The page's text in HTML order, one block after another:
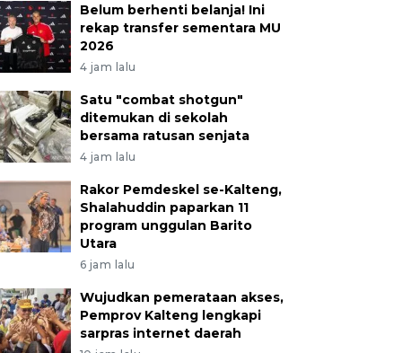
Belum berhenti belanja! Ini
rekap transfer sementara MU
2026
4 jam lalu
Satu "combat shotgun"
ditemukan di sekolah
bersama ratusan senjata
4 jam lalu
Rakor Pemdeskel se-Kalteng,
Shalahuddin paparkan 11
program unggulan Barito
Utara
6 jam lalu
Wujudkan pemerataan akses,
Pemprov Kalteng lengkapi
sarpras internet daerah